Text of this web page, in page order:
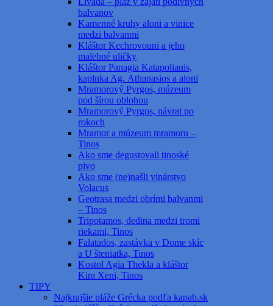
balvanov
Kamenné kruhy aloni a vinice
medzi balvanmi
Kláštor Kechrovouni a jeho
malebné uličky
Kláštor Panagia Katapolianis,
kaplnka Ag. Athanasios a aloni
Mramorový Pyrgos, múzeum
pod šírou oblohou
Mramorový Pyrgos, návrat po
rokoch
Mramor a múzeum mramoru –
Tinos
Ako sme degustovali tinoské
pivo
Ako sme (ne)našli vinárstvo
Volacus
Geotrasa medzi obrími balvanmi
– Tinos
Tripotamos, dedina medzi tromi
riekami, Tinos
Falatados, zastávka v Dome skíc
a U šteniatka, Tinos
Kostol Agia Thekla a kláštor
Kira Xeni, Tinos
TIPY
Najkrajšie pláže Grécka podľa kapab.sk